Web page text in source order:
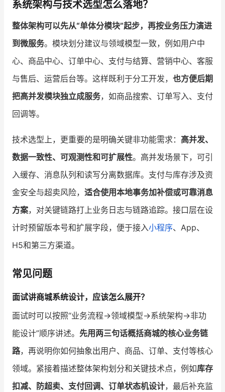
系统架构与技术选型怎么落地？
整体架构可以先从“单体分模块”起步，再按业务压力演进
到微服务。模块划分建议与领域模型一致，例如用户中
心、商品中心、订单中心、支付与结算、营销中心、客服
与售后、运营后台等。这样既利于分工开发， 也方便后期
把高并发模块独立成服务，如商品搜索、订单写入、支付
回调等。
技术选型上，更重要的是明确关键非功能需求： 高并发、
数据一致性、可观测性和可扩展性。高并发场景下，可引
入缓存、消息队列和读写分离数据库。支付与库存涉及资
金安全与超卖风险， 适合使用本地事务加补偿或可靠消息
方案，对关键链路打上业务日志与链路追踪。接口层在设
计时预留版本号和扩展字段，便于接入小程序、App、
H5和第三方渠道。
常见问题
面试讲商城系统设计，应该怎么展开？
面试时可以按照“业务流程→领域模型→系统架构→非功
能设计”顺序讲述。 先用两三句话概括商城的核心业务链
路，再说明你如何抽象出用户、商品、订单、支付等核心
领域。紧接着描述整体架构划分和关键技术点，例如库存
扣减、防超卖、支付回调、订单状态机设计，最后补充监